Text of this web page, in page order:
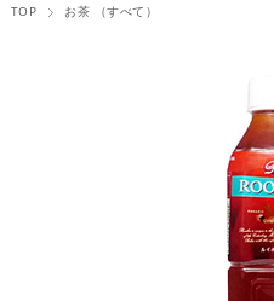
TOP お茶 （すべて）